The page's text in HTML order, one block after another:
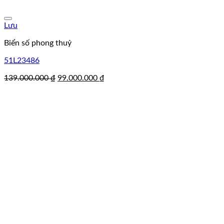
Lưu
Biển số phong thuỷ
51L23486
139.000.000₫ Giá
99.000.000 ₫